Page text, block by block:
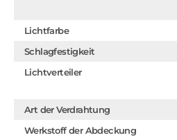
Lichtfarbe
Schlagfestigkeit
Lichtverteiler
Art der Verdrahtung
Werkstoff der Abdeckung